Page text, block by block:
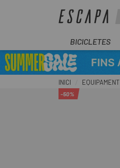
BICICLETES
INICI EQUIPAMENT
-50%